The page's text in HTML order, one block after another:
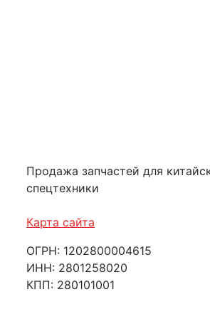
Продажа запчастей для
спецтехники
Карта сайта
ОГРН: 1202800004615
ИНН: 2801258020
КПП: 280101001